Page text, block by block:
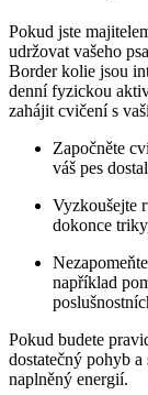
Pokud jste
udržovat vašeho
Border kolie jsou
denní fyzickou
zahájit cvičení s
Započněte
váš pes
Vyzkoušejte
dokonce
například
Pokud budete
dostatečný pohyb
naplněný energií.